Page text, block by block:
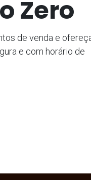
Zero
de venda e
e com horário de